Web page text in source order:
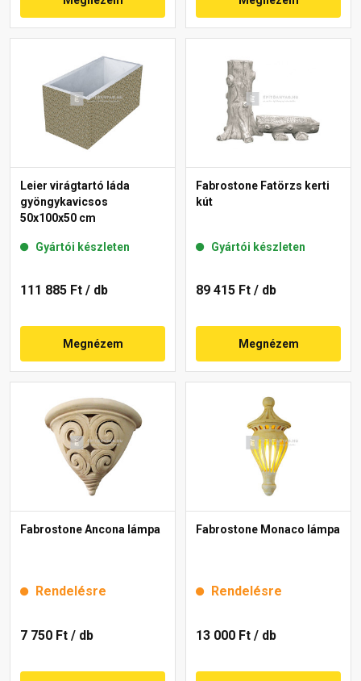
Leier virágtartó láda
gyöngykavicsos
50x100x50 cm
Gyártói készleten
111 885 Ft / db
Megnézem
Fabrostone Fatörzs kerti
kút
Gyártói készleten
89 415 Ft / db
Megnézem
Fabrostone Ancona lámpa
Rendelésre
7 750 Ft / db
Fabrostone Monaco lámpa
Rendelésre
13 000 Ft / db